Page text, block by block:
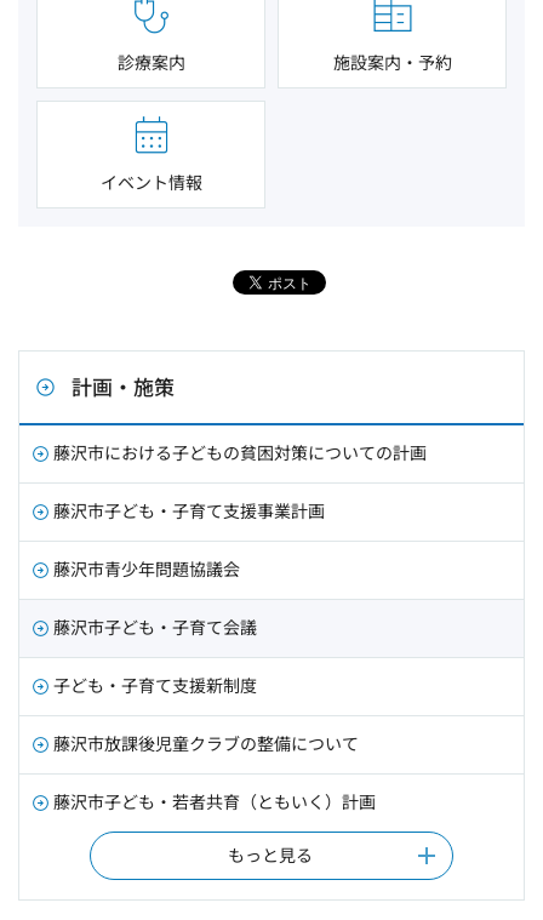
診療案内 施設案内・予約
イベント情報
計画・施策
藤沢市における子どもの貧困対策についての計画
藤沢市子ども・子育て支援事業計画
藤沢市青少年問題協議会
藤沢市子ども・子育て会議
子ども・子育て支援新制度
藤沢市放課後児童クラブの整備について
藤沢市子ども・若者共育（ともいく）計画
もっと見る